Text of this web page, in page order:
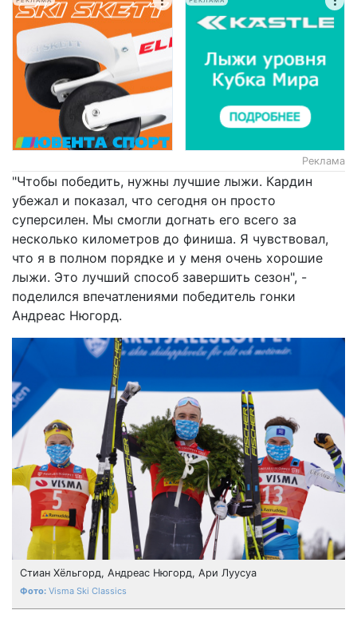
Реклама
"Чтобы победить, нужны лучшие лыжи. Кардин
убежал и показал, что сегодня он просто
суперсилен. Мы смогли догнать его всего за
несколько километров до финиша. Я чувствовал,
что я в полном порядке и у меня очень хорошие
лыжи. Это лучший способ завершить сезон", -
поделился впечатлениями победитель гонки
Андреас Нюгорд.
Стиан Хёльгорд, Андреас Нюгорд, Ари Луусуа
Visma Ski Classics